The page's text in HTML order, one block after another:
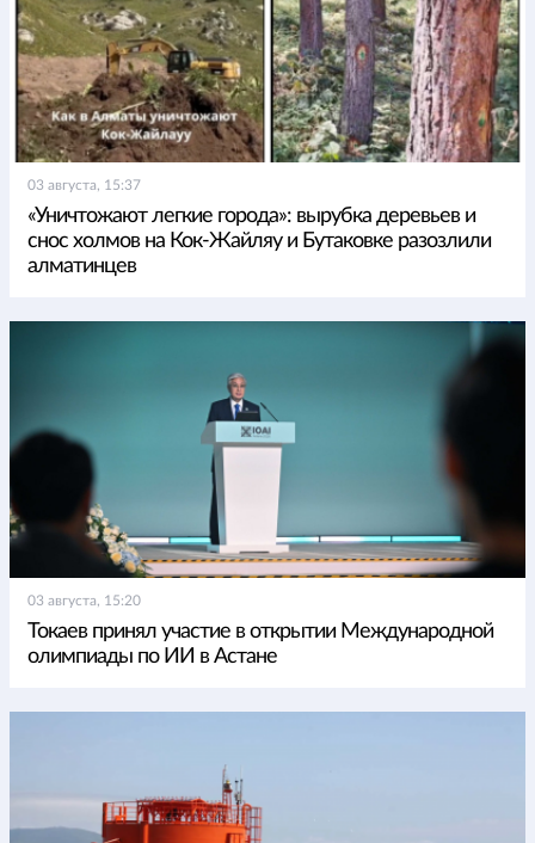
03 августа, 15:37
«Уничтожают легкие города»: вырубка деревьев и
снос холмов на Кок-Жайляу и Бутаковке разозлили
алматинцев
03 августа, 15:20
Токаев принял участие в открытии Международной
олимпиады по ИИ в Астане